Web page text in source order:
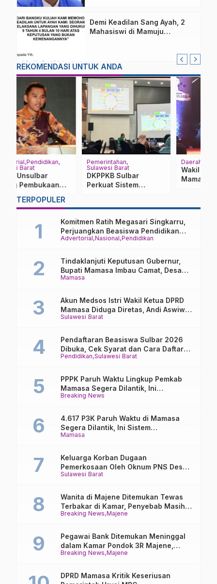
Demi Keadilan Sang Ayah, 2
Mahasiswi di Mamuju
REKOMENDASI UNTUK ANDA
Daerah
Wakil Ketua DPRD
Mamasa: Kebijakan
Fiskal Pusat 2026
Ancam Stabilitas
Ekonomi Daerah
Berita Polisi
Polisi Gagalkan
Percobaan
Pembunuhan di
Nyemplung ke Sungai
TERPOPULER
Advertorial Nasional Pendidikan
Komitmen Ratih Megasari Singkarru,
Perjuangkan Beasiswa Pendidikan
Dari PAUD Hingga Perguruan Tinggi
Mamasa
Tindaklanjuti Keputusan Gubernur,
Bupati Mamasa Imbau Camat, Desa
dan Lurah
Sulawesi Barat
Akun Medsos Istri Wakil Ketua DPRD
Mamasa Diduga Diretas, Andi Aswiwin
Buka Suara
Pendidikan Sulawesi Barat
Pendaftaran Beasiswa Sulbar 2026
Dibuka, Cek Syarat dan Cara Daftar
Online
Breaking News
PPPK Paruh Waktu Lingkup Pemkab
Mamasa Segera Dilantik, Ini
Jadwalnya!
Mamasa
4.617 P3K Paruh Waktu di Mamasa
Segera Dilantik, Ini Sistem
Penggajiannya!
Sulawesi Barat
Keluarga Korban Dugaan
Pemerkosaan Oleh Oknum PNS Desak
Transparansi Kejari Mamasa
Breaking News Majene
Wanita di Majene Ditemukan Tewas
Terbakar di Kamar, Penyebab Masih
Misterius
Breaking News Majene
Pegawai Bank Ditemukan Meninggal
dalam Kamar Pondok 3R Majene,
Polisi Lakukan Penyelidikan
DPRD Mamasa Kritik Keseriusan